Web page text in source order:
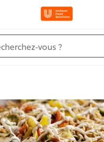
vous ?